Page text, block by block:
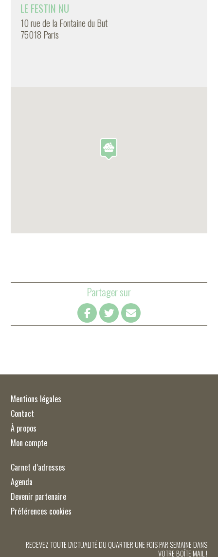
LE FESTIN NU
10 rue de la Fontaine du But
75018 Paris
Partager sur
Mentions légales
Contact
À propos
Mon compte
Carnet d’adresses
Agenda
Devenir partenaire
Préférences cookies
RECEVEZ TOUTE L'ACTUALITÉ DU QUARTIER UNE FOIS PAR SEMAINE DANS
VOTRE BOÎTE MAIL !